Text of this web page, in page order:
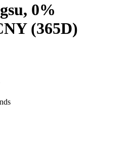
0%
(365D)